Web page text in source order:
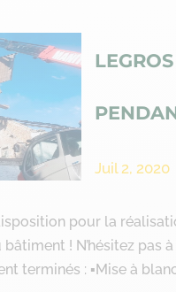
Juil 2, 2020
pour la
! N’hésitez pas
terminés : ▪️Mise à blanc